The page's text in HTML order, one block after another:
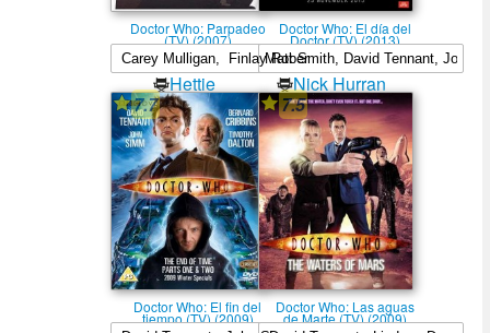
Doctor Who: Parpadeo
(TV) (2007)
Hettie
Macdonald
Doctor Who: El dí­a del
Doctor (TV) (2013)
Nick Hurran
7.7
Doctor Who: El fin del
tiempo (TV) (2009)
7.5
Doctor Who: Las aguas
de Marte (TV) (2009)